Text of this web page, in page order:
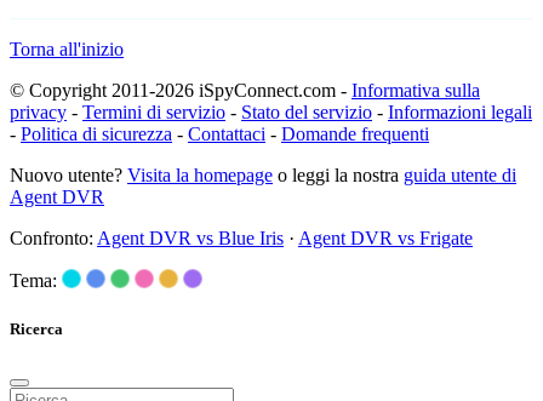
Torna all'inizio
© Copyright 2011-2026 iSpyConnect.com - Informativa sulla
privacy - Termini di servizio - Stato del servizio - Informazioni legali
- Politica di sicurezza - Contattaci - Domande frequenti
Nuovo utente? Visita la homepage o leggi la nostra guida utente di
Agent DVR
Confronto: Agent DVR vs Blue Iris · Agent DVR vs Frigate
Tema:
Ricerca